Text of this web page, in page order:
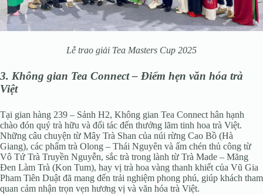
Lễ trao giải Tea Masters Cup 2025
3. Không gian Tea Connect – Điểm hẹn văn hóa trà
Việt
Tại gian hàng 239 – Sảnh H2, Không gian Tea Connect hân hạnh
chào đón quý trà hữu và đối tác đến thưởng lãm tinh hoa trà Việt.
Những câu chuyện từ Mây Trà Shan của núi rừng Cao Bồ (Hà
Giang), các phẩm trà Olong – Thái Nguyên và ấm chén thủ công từ
Vô Tứ Trà Truyền Nguyễn, sắc trà trong lành từ Trà Made – Măng
Đen Làm Trà (Kon Tum), hay vị trà hoa vàng thanh khiết của Vũ Gia
Pham Tiên Duật đã mang đến trải nghiệm phong phú, giúp khách tham
quan cảm nhận trọn vẹn hương vị và văn hóa trà Việt.